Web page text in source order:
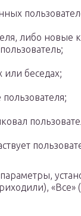
либо новые
беседах;
«Все»